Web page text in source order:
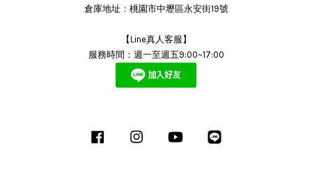
倉庫地址：桃園市中壢區永安街19號
【Line真人客服】
服務時間：週一至週五9:00~17:00
Facebook Instagram YouTube